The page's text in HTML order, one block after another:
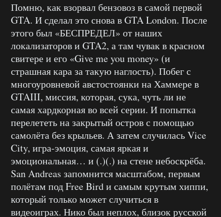
Помню, как взорвал бензовоз в самой первой
GTA. И сделал это снова в GTA London. После
этого был «БЕСПРЕДЕЛ» от наших
локализаторов и GTA2, а там чувак в красном
свитере и его «Give me you money» (и
страшная кара за такую наглость). Побег с
многоуровневой австостоянки на Хаммере в
GTAIII, миссия, которая, сука, чуть ли не
самая хардкорная во всей серии. И попытка
перелететь на закрытый остров с помощью
самолёта без крыльев. А затем случилась Vice
City, игра-эмоция, самая яркая и
эмоциональная… и (.)(.) на стене небоскрёба.
San Andreas запомнится масштабом, первым
полётам под Free Bird и самым крутым хиппи,
который только может случиться в
видеоиграх. Нико был неплох, близок русской